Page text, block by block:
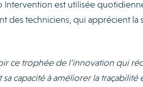
Intervention est utilisée
des techniciens, qui apprécient la
ce trophée de l’innovation qui
capacité à améliorer la traçabilité